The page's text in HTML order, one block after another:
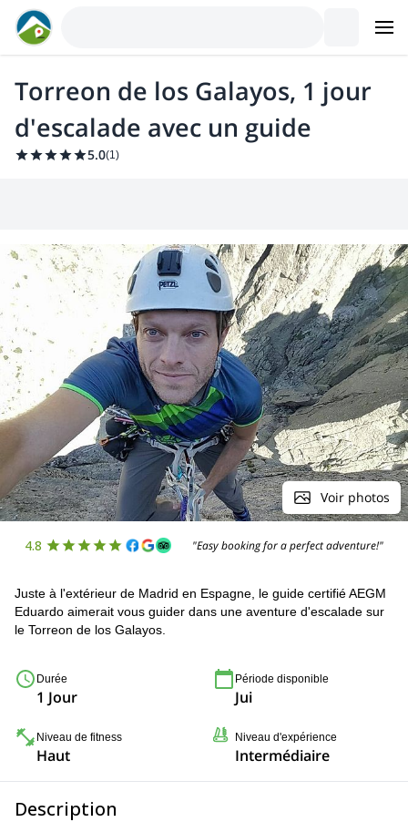
Torreon de los Galayos, 1 jour
d'escalade avec un guide
5.0(1)
Voir photos
4.8 "Easy booking for a perfect adventure!"
Juste à l'extérieur de Madrid en Espagne, le guide certifié AEGM
Eduardo aimerait vous guider dans une aventure d'escalade sur
le Torreon de los Galayos.
Durée
1 Jour
Période disponible
Jui
Niveau de fitness
Haut
Niveau d'expérience
Intermédiaire
Description